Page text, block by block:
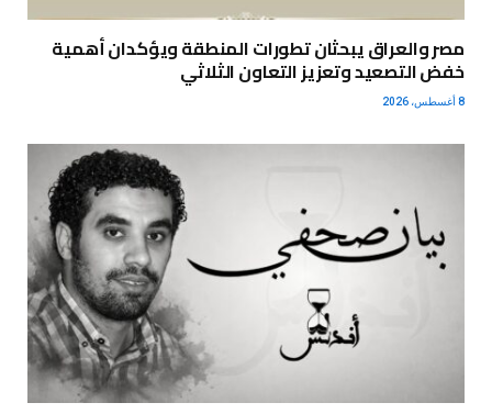
مصر والعراق يبحثان تطورات المنطقة ويؤكدان أهمية
خفض التصعيد وتعزيز التعاون الثلاثي
8 أغسطس، 2026